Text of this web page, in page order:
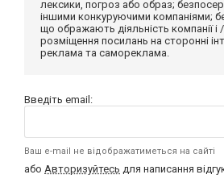
лексики, погроз або образ;
іншими конкуруючими компаніями;
що ображають діяльність компанії і /
розміщення посилань на сторонні
реклама та самореклама.
Введіть email:
Ваш e-mail не відображатиметься на сайті
або Авторизуйтесь для написання